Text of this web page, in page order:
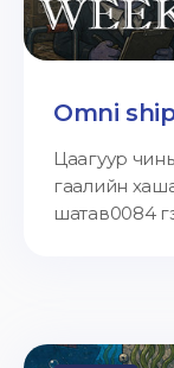
Omni
Цаагуур
гаалийн
шатав0084